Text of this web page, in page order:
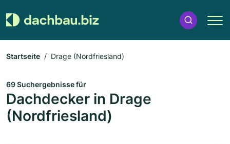
Startseite Drage (Nordfriesland)
69 Suchergebnisse für
Dachdecker in Drage
(Nordfriesland)